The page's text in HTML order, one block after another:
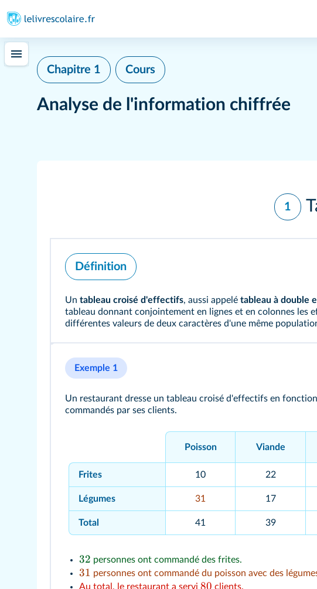
Chapitre 1 Cours
Analyse de l'information chiffrée
1
Définition
Un tableau croisé d'effectifs, aussi appelé tableau à double
tableau donnant conjointement en lignes et en colonnes les
différentes valeurs de deux caractères d'une même
Exemple 1
Un restaurant dresse un tableau croisé d'effectifs en
commandés par ses clients.
Poisson Viande
Frites 10 22
Légumes 31 17
Total 41 39
32 personnes ont commandé des frites.
31 personnes ont commandé du poisson avec des
Au total, le restaurant a servi 80 clients.